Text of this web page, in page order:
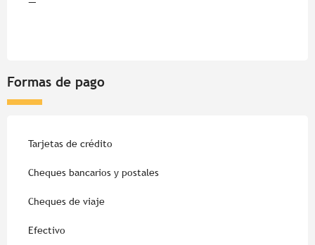
Formas de pago
Tarjetas de crédito
Cheques bancarios y postales
Cheques de viaje
Efectivo